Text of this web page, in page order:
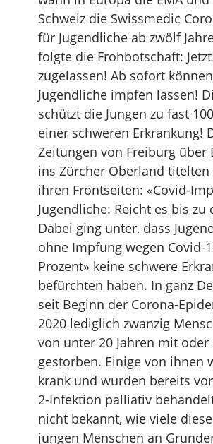
Schweiz die Swissmedic
für Jugendliche ab zwölf
folgte die Frohbotschaft:
zugelassen! Ab sofort
Jugendliche impfen lassen!
schützt die Jungen zu fast
einer schweren Erkrankung!
Zeitungen von Freiburg über
ins Zürcher Oberland titelten
ihren Frontseiten: «Covid-
Jugendliche: Reicht es bis zu
Dabei ging unter, dass
ohne Impfung wegen Covid-
Prozent» keine schwere
befürchten haben. In ganz
seit Beginn der Corona-
2020 lediglich zwanzig
von unter 20 Jahren mit oder
gestorben. Einige von ihnen
krank und wurden bereits
2-Infektion palliativ
nicht bekannt, wie viele
jungen Menschen an